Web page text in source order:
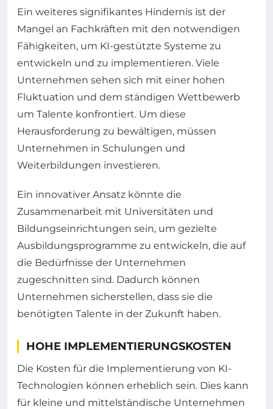
Ein weiteres signifikantes Hindernis ist der
Mangel an Fachkräften mit den notwendigen
Fähigkeiten, um KI-gestützte Systeme zu
entwickeln und zu implementieren. Viele
Unternehmen sehen sich mit einer hohen
Fluktuation und dem ständigen Wettbewerb
um Talente konfrontiert. Um diese
Herausforderung zu bewältigen, müssen
Unternehmen in Schulungen und
Weiterbildungen investieren.
Ein innovativer Ansatz könnte die
Zusammenarbeit mit Universitäten und
Bildungseinrichtungen sein, um gezielte
Ausbildungsprogramme zu entwickeln, die auf
die Bedürfnisse der Unternehmen
zugeschnitten sind. Dadurch können
Unternehmen sicherstellen, dass sie die
benötigten Talente in der Zukunft haben.
HOHE IMPLEMENTIERUNGSKOSTEN
Die Kosten für die Implementierung von KI-
Technologien können erheblich sein. Dies kann
für kleine und mittelständische Unternehmen